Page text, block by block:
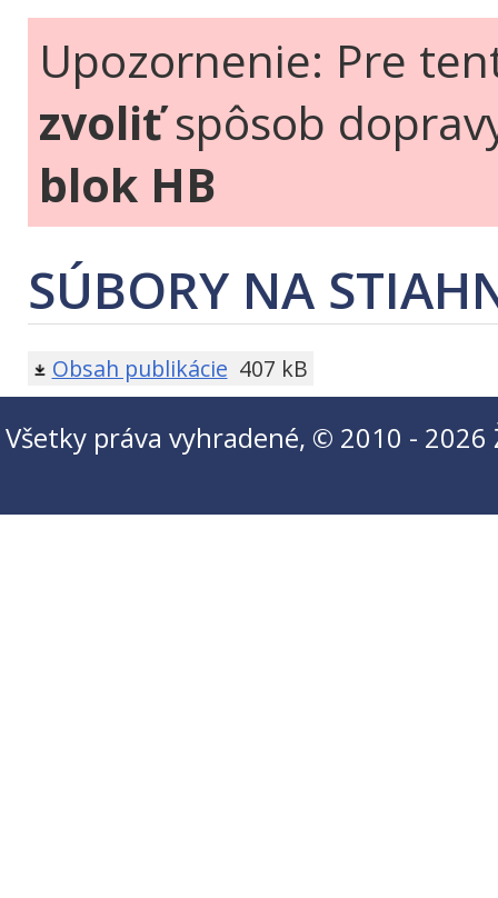
Upozornenie: Pre
zvoliťspôsob
blok HB
SÚBORY NA
Obsah publikácie 407 kB
Všetky práva vyhradené, © 2010 -